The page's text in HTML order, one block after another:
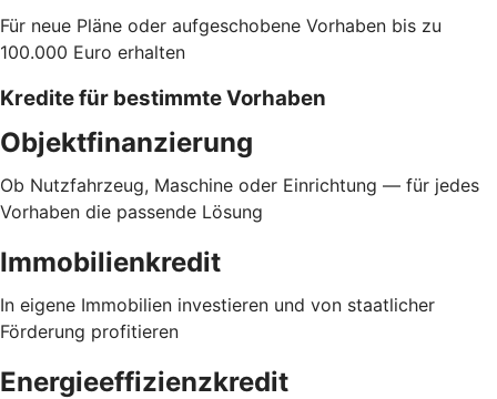
Für neue Pläne oder aufgeschobene Vorhaben bis zu
100.000 Euro erhalten
Kredite für bestimmte Vorhaben
Objektfinanzierung
Ob Nutzfahrzeug, Maschine oder Einrichtung — für jedes
Vorhaben die passende Lösung
Immobilienkredit
In eigene Immobilien investieren und von staatlicher
Förderung profitieren
Energieeffizienzkredit